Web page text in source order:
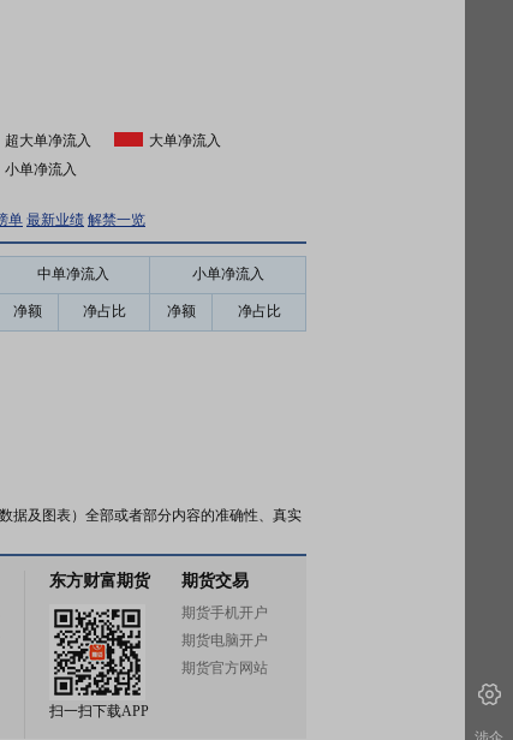
超大单净流入
大单净流入
小单净流入
单 最新业绩 解禁一览
中单净流入 小单净流入
净额 净占比 净额 净占比
据及图表）全部或者部分内容的准确性、真实
东方财富期货
扫一扫下载APP
期货交易
期货手机开户
期货电脑开户
期货官方网站